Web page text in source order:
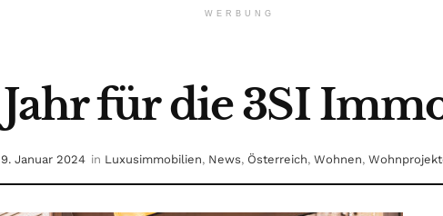
WERBUNG
für die 3SI
9. Januar 2024 in Luxusimmobilien, News, Österreich, Wohnen,